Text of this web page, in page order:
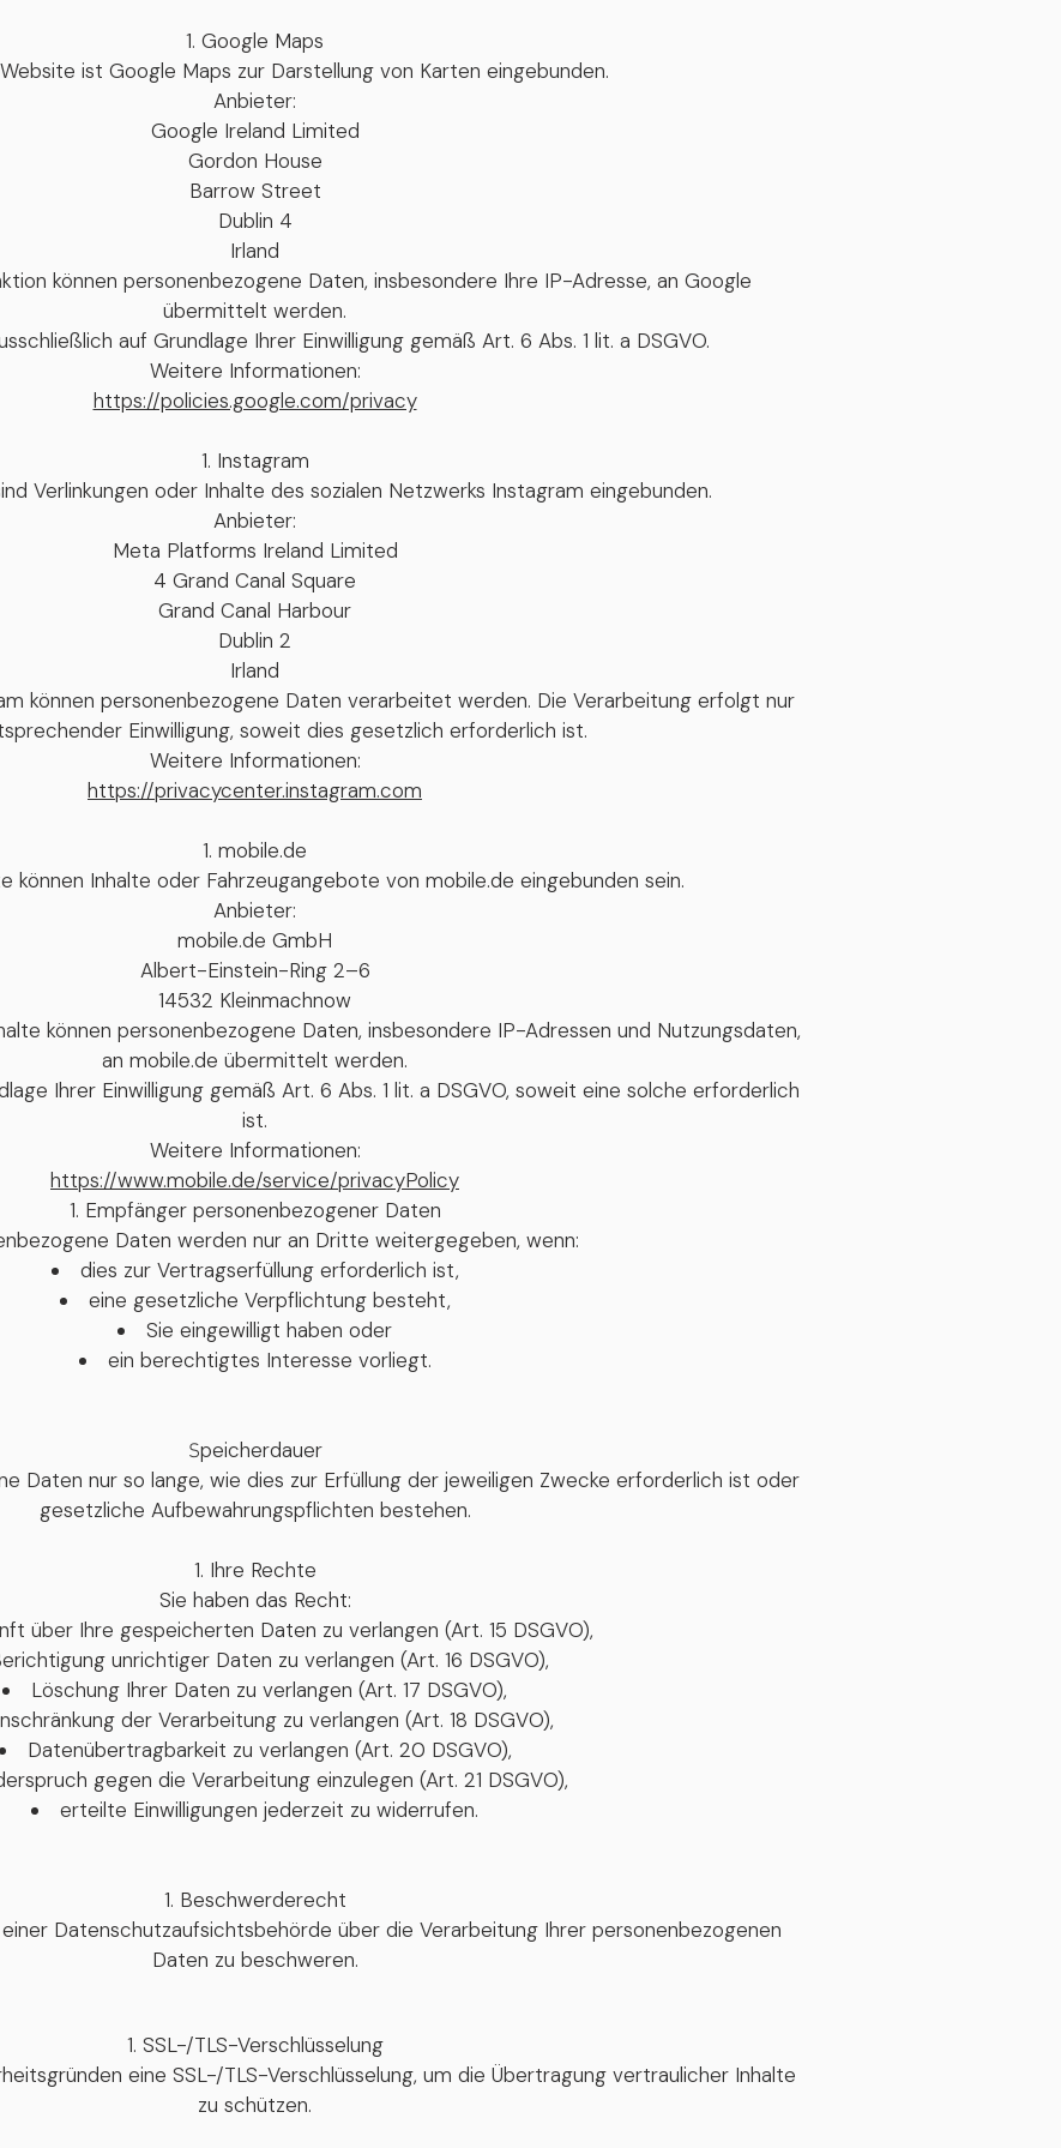
Google Maps
ist Google Maps zur Darstellung von Karten eingebunden.
Anbieter:
Google Ireland Limited
Gordon House
Barrow Street
Dublin 4
Irland
können personenbezogene Daten, insbesondere Ihre IP-Adresse, an Google
übermittelt werden.
auf Grundlage Ihrer Einwilligung gemäß Art. 6 Abs. 1 lit. a DSGVO.
Weitere Informationen:
https://policies.google.com/privacy
Instagram
Verlinkungen oder Inhalte des sozialen Netzwerks Instagram eingebunden.
Anbieter:
Meta Platforms Ireland Limited
4 Grand Canal Square
Grand Canal Harbour
Dublin 2
Irland
können personenbezogene Daten verarbeitet werden. Die Verarbeitung erfolgt nur
Einwilligung, soweit dies gesetzlich erforderlich ist.
Weitere Informationen:
https://privacycenter.instagram.com
mobile.de
können Inhalte oder Fahrzeugangebote von mobile.de eingebunden sein.
Anbieter:
mobile.de GmbH
Albert-Einstein-Ring 2–6
14532 Kleinmachnow
können personenbezogene Daten, insbesondere IP-Adressen und Nutzungsdaten,
an mobile.de übermittelt werden.
Ihrer Einwilligung gemäß Art. 6 Abs. 1 lit. a DSGVO, soweit eine solche erforderlich
ist.
Weitere Informationen:
https://www.mobile.de/service/privacyPolicy
Empfänger personenbezogener Daten
Daten werden nur an Dritte weitergegeben, wenn:
dies zur Vertragserfüllung erforderlich ist,
eine gesetzliche Verpflichtung besteht,
Sie eingewilligt haben oder
ein berechtigtes Interesse vorliegt.
Speicherdauer
Daten nur so lange, wie dies zur Erfüllung der jeweiligen Zwecke erforderlich ist oder
gesetzliche Aufbewahrungspflichten bestehen.
Ihre Rechte
Sie haben das Recht:
über Ihre gespeicherten Daten zu verlangen (Art. 15 DSGVO),
unrichtiger Daten zu verlangen (Art. 16 DSGVO),
Löschung Ihrer Daten zu verlangen (Art. 17 DSGVO),
der Verarbeitung zu verlangen (Art. 18 DSGVO),
Datenübertragbarkeit zu verlangen (Art. 20 DSGVO),
gegen die Verarbeitung einzulegen (Art. 21 DSGVO),
erteilte Einwilligungen jederzeit zu widerrufen.
Beschwerderecht
Datenschutzaufsichtsbehörde über die Verarbeitung Ihrer personenbezogenen
Daten zu beschweren.
SSL-/TLS-Verschlüsselung
eine SSL-/TLS-Verschlüsselung, um die Übertragung vertraulicher Inhalte
zu schützen.